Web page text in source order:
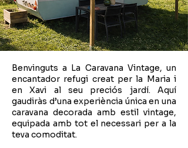
Benvinguts a La Caravana Vintage, un
encantador refugi creat per la Maria i
en Xavi al seu preciós jardí. Aquí
gaudiràs d’una experiència única en una
caravana decorada amb estil vintage,
equipada amb tot el necessari per a la
teva comoditat.